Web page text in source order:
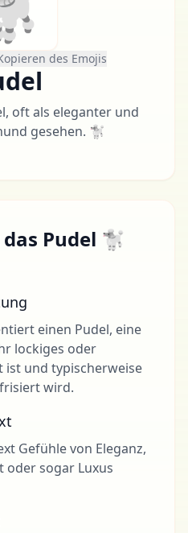
des Emojis
oft als eleganter und
gesehen. 🐩
Pudel 🐩
einen Pudel, eine
lockiges oder
ist und typischerweise
wird.
Gefühle von Eleganz,
oder sogar Luxus